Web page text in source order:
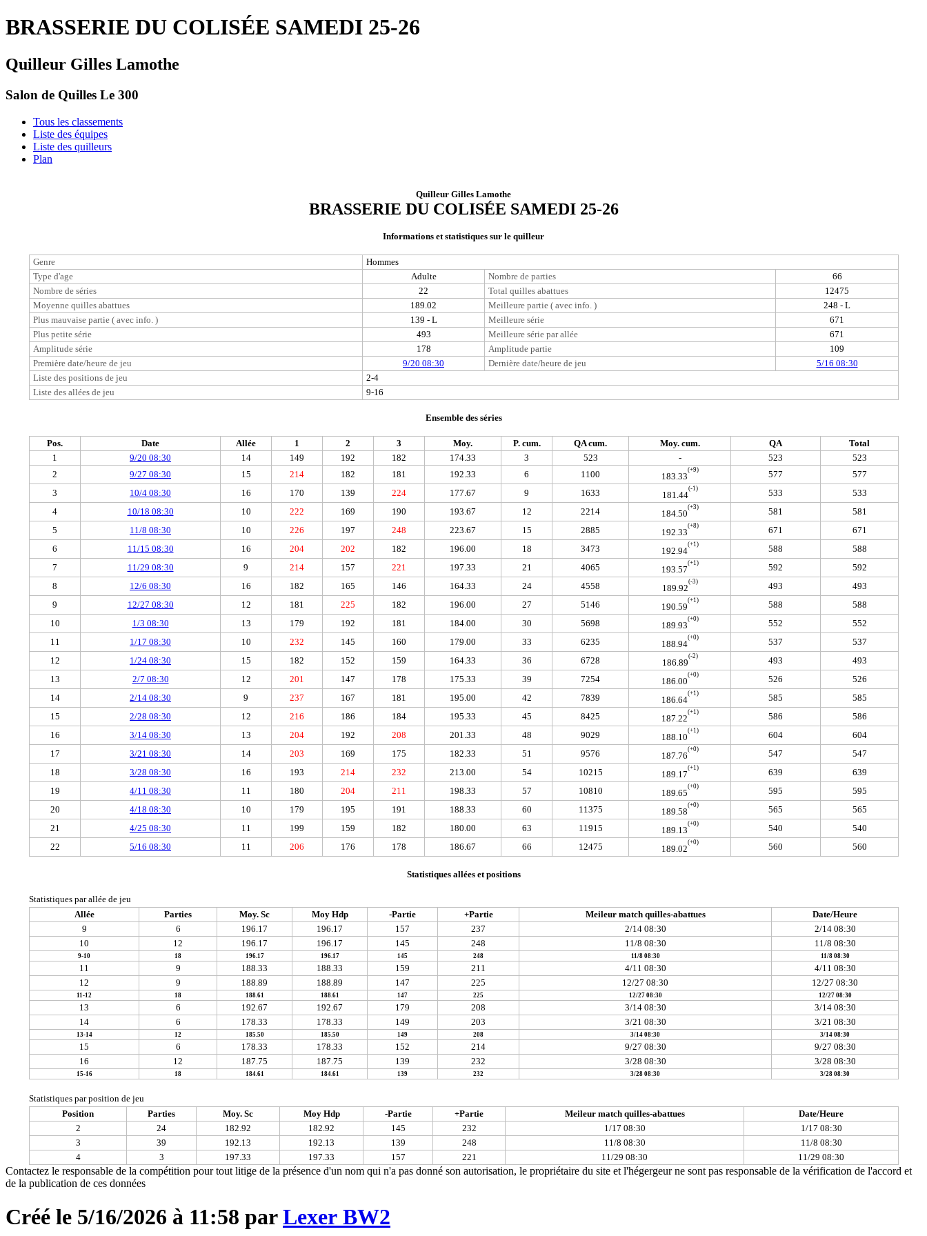
BRASSERIE DU COLISÉE SAMEDI 25-26
Quilleur Gilles Lamothe
Salon de Quilles Le 300
Tous les classements
Liste des équipes
Liste des quilleurs
Plan
Quilleur Gilles Lamothe
BRASSERIE DU COLISÉE SAMEDI 25-26
Informations et statistiques sur le quilleur
Genre
Hommes
Type d'age
Adulte Nombre de parties
66
Nombre de séries
22 Total quilles abattues
12475
Moyenne quilles abattues
189.02 Meilleure partie ( avec info. )
248 - L
Plus mauvaise partie ( avec info. )
139 - L Meilleure série
671
Plus petite série
493 Meilleure série par allée
671
Amplitude série
178 Amplitude partie
109
Première date/heure de jeu
9/20 08:30 Dernière date/heure de jeu
5/16 08:30
Liste des positions de jeu
2-4
Liste des allées de jeu
9-16
Ensemble des séries
Pos. Date Allée 1 2 3 Moy. P. cum. QA cum. Moy. cum. QA
Total
1
9/20 08:30 14 149 192 182 174.33 3 523 - 523
523
2
9/27 08:30 15 214 182 181 192.33 6 1100 183.33
(+9) 577
577
3
10/4 08:30 16 170 139 224 177.67 9 1633 181.44
(-1) 533
533
4
10/18 08:30 10 222 169 190 193.67 12 2214 184.50
(+3) 581
581
5
11/8 08:30 10 226 197 248 223.67 15 2885 192.33
(+8) 671
671
6
11/15 08:30 16 204 202 182 196.00 18 3473 192.94
(+1) 588
588
7
11/29 08:30 9 214 157 221 197.33 21 4065 193.57
(+1) 592
592
8
12/6 08:30 16 182 165 146 164.33 24 4558 189.92
(-3) 493
493
9
12/27 08:30 12 181 225 182 196.00 27 5146 190.59
(+1) 588
588
10
1/3 08:30 13 179 192 181 184.00 30 5698 189.93
(+0) 552
552
11
1/17 08:30 10 232 145 160 179.00 33 6235 188.94
(+0) 537
537
12
1/24 08:30 15 182 152 159 164.33 36 6728 186.89
(-2) 493
493
13
2/7 08:30 12 201 147 178 175.33 39 7254 186.00
(+0) 526
526
14
2/14 08:30 9 237 167 181 195.00 42 7839 186.64
(+1) 585
585
15
2/28 08:30 12 216 186 184 195.33 45 8425 187.22
(+1) 586
586
16
3/14 08:30 13 204 192 208 201.33 48 9029 188.10
(+1) 604
604
17
3/21 08:30 14 203 169 175 182.33 51 9576 187.76
(+0) 547
547
18
3/28 08:30 16 193 214 232 213.00 54 10215 189.17
(+1) 639
639
19
4/11 08:30 11 180 204 211 198.33 57 10810 189.65
(+0) 595
595
20
4/18 08:30 10 179 195 191 188.33 60 11375 189.58
(+0) 565
565
21
4/25 08:30 11 199 159 182 180.00 63 11915 189.13
(+0) 540
540
22
5/16 08:30 11 206 176 178 186.67 66 12475 189.02
(+0) 560 560
Statistiques allées et positions
Statistiques par allée de jeu
Allée
Parties Moy. Sc Moy Hdp -Partie +Partie Meileur match quilles-abattues
Date/Heure
9
6 196.17 196.17 157 237 2/14 08:30
2/14 08:30
10
12 196.17 196.17 145 248 11/8 08:30 11/8 08:30
9-10 18 196.17 196.17 145 248 11/8 08:30 11/8 08:30
11 9 188.33 188.33 159 211 4/11 08:30
4/11 08:30
12
9 188.89 188.89 147 225 12/27 08:30 12/27 08:30
11-12 18 188.61 188.61 147 225 12/27 08:30 12/27 08:30
13 6 192.67 192.67 179 208 3/14 08:30
3/14 08:30
14
6 178.33 178.33 149 203 3/21 08:30 3/21 08:30
13-14 12 185.50 185.50 149 208 3/14 08:30 3/14 08:30
15 6 178.33 178.33 152 214 9/27 08:30
9/27 08:30
16
12 187.75 187.75 139 232 3/28 08:30 3/28 08:30
15-16 18 184.61 184.61 139 232 3/28 08:30 3/28 08:30
Statistiques par position de jeu
Position
Parties Moy. Sc Moy Hdp -Partie +Partie Meileur match quilles-abattues
Date/Heure
2
24 182.92 182.92 145 232 1/17 08:30
1/17 08:30
3
39 192.13 192.13 139 248 11/8 08:30
11/8 08:30
4
3 197.33 197.33 157 221 11/29 08:30 11/29 08:30
Contactez le responsable de la compétition pour tout litige de la présence d'un nom qui n'a pas donné son autorisation, le propriétaire du site et l'hégergeur ne sont pas responsable de la vérification de l'accord et
de la publication de ces données
Créé le 5/16/2026 à 11:58 parLexer BW2